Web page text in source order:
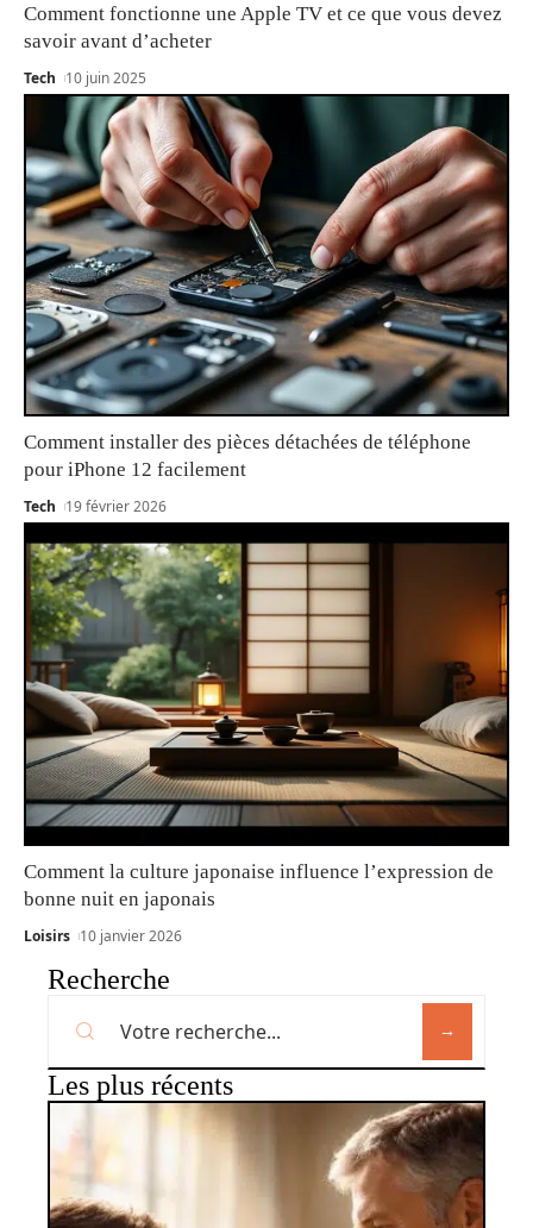
Comment fonctionne une Apple TV et ce que vous devez
savoir avant d’acheter
Tech 10 juin 2025
Comment installer des pièces détachées de téléphone
pour iPhone 12 facilement
Tech 19 février 2026
Comment la culture japonaise influence l’expression de
bonne nuit en japonais
Loisirs 10 janvier 2026
Recherche
Les plus récents